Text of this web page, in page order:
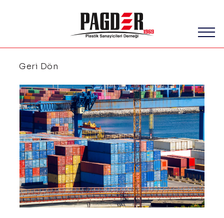
Geri Dön